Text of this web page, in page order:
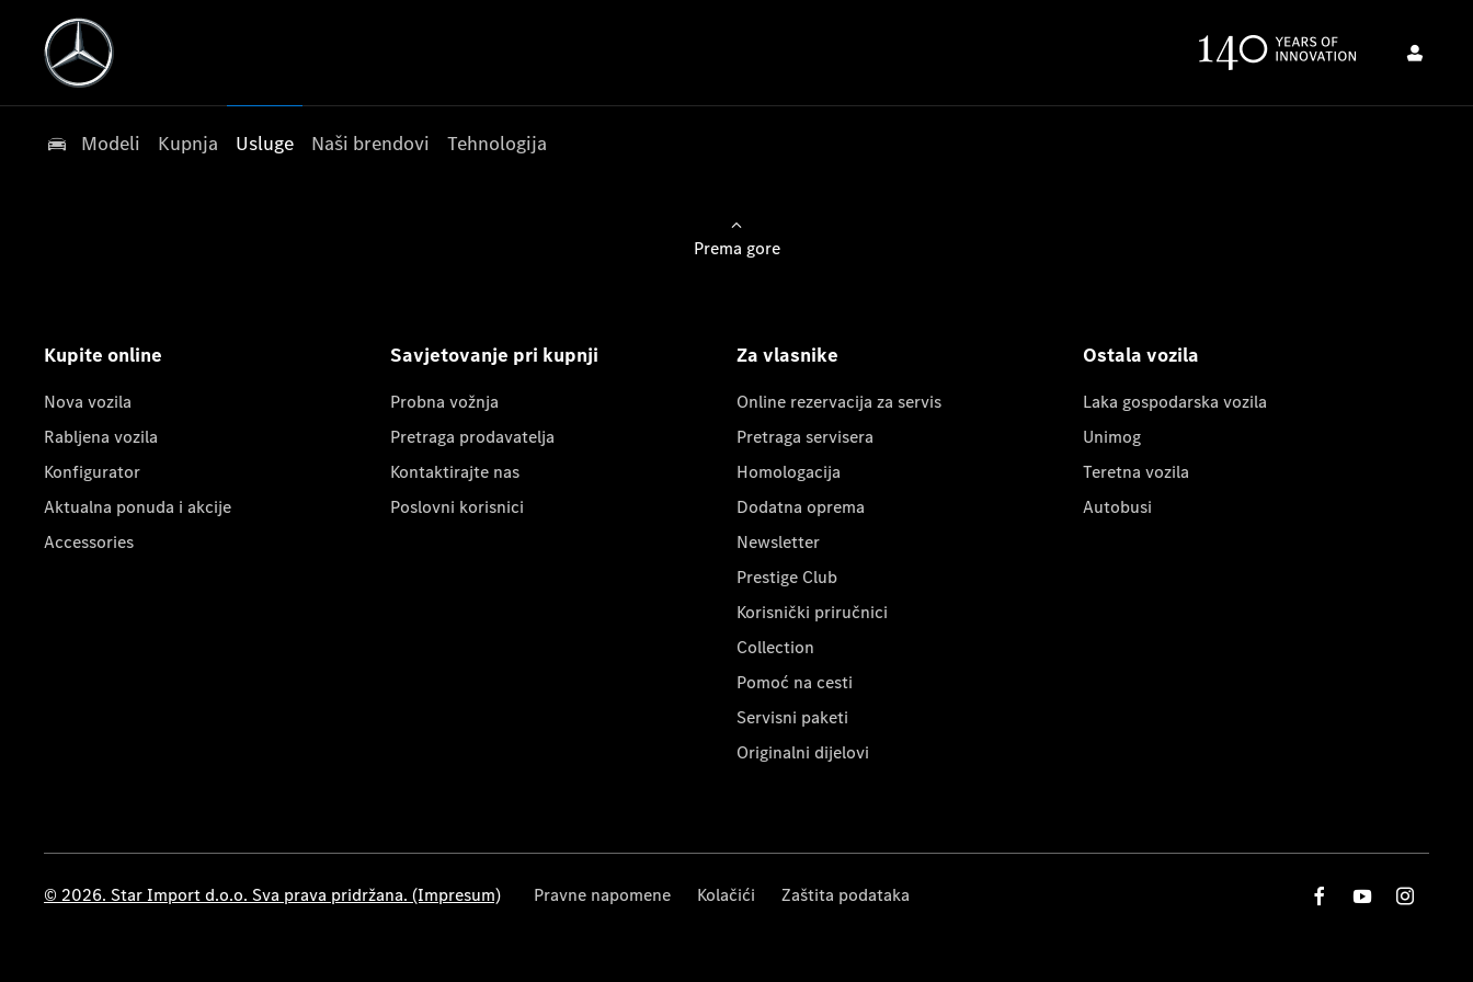
Modeli Kupnja Usluge Naši brendovi Tehnologija
Prema gore
Kupite online
Nova vozila
Rabljena vozila
Konfigurator
Aktualna ponuda i akcije
Accessories
Savjetovanje pri kupnji
Probna vožnja
Pretraga prodavatelja
Kontaktirajte nas
Poslovni korisnici
Za vlasnike
Online rezervacija za servis
Pretraga servisera
Homologacija
Dodatna oprema
Newsletter
Prestige Club
Korisnički priručnici
Collection
Pomoć na cesti
Servisni paketi
Originalni dijelovi
Ostala vozila
Laka gospodarska vozila
Unimog
Teretna vozila
Autobusi
© 2026. Star Import d.o.o. Sva prava pridržana. (Impresum) Pravne napomene Kolačići Zaštita podataka